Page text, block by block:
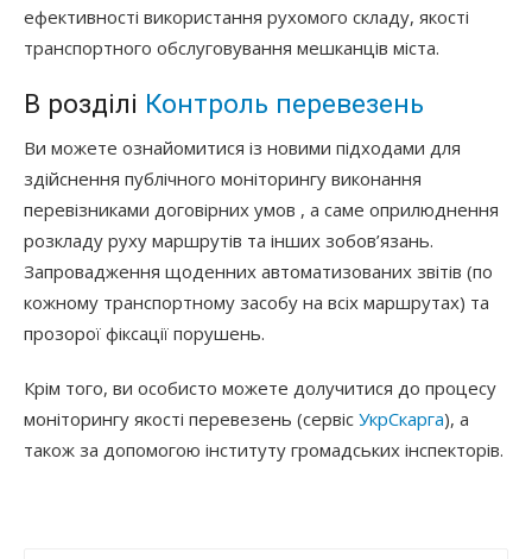
ефективності використання рухомого складу, якості
транспортного обслуговування мешканців міста.
В розділі Контроль перевезень
Ви можете ознайомитися із новими підходами для
здійснення публічного моніторингу виконання
перевізниками договірних умов , а саме оприлюднення
розкладу руху маршрутів та інших зобов’язань.
Запровадження щоденних автоматизованих звітів (по
кожному транспортному засобу на всіх маршрутах) та
прозорої фіксації порушень.
Крім того, ви особисто можете долучитися до процесу
моніторингу якості перевезень (сервіс УкрСкарга), а
також за допомогою інституту громадських інспекторів.